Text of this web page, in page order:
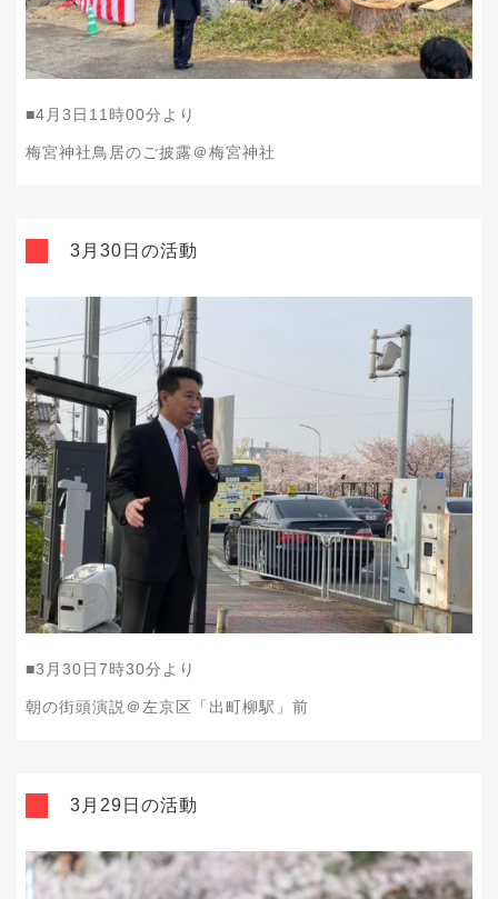
■4 月3 日11 時00分より
梅宮神社鳥居のご披露＠梅宮神社
3月30日の活動
■3 月30日7時30分より
朝の街頭演説＠左京区「出町柳駅」前
3月29日の活動